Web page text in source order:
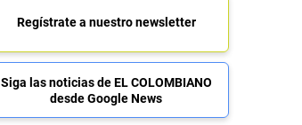
Regístrate a nuestro newsletter
Siga las noticias de EL COLOMBIANO
desde Google News